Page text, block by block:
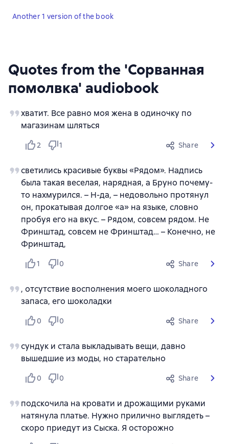
Quotes from the 'Сорванная
помолвка' audiobook
хватит. Все равно моя жена в одиночку по
магазинам шляться
2 1 Share
светились красивые буквы «Рядом». Надпись
была такая веселая, нарядная, а Бруно почему-
то нахмурился. – Н-да, – недовольно протянул
он, прокатывая долгое «а» на языке, словно
пробуя его на вкус. – Рядом, совсем рядом. Не
Фринштад, совсем не Фринштад… – Конечно, не
Фринштад,
1 0 Share
, отсутствие восполнения моего шоколадного
запаса, его шоколадки
0 0 Share
сундук и стала выкладывать вещи, давно
вышедшие из моды, но старательно
0 0 Share
подскочила на кровати и дрожащими руками
натянула платье. Нужно прилично выглядеть –
скоро приедут из Сыска. Я осторожно
Another 1 version of the book